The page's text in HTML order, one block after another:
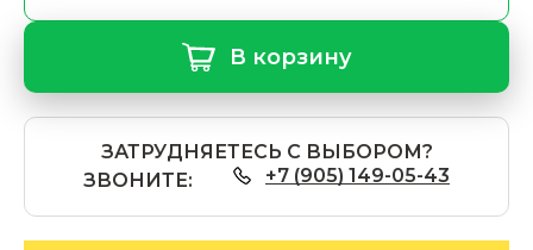
В корзину
ЗАТРУДНЯЕТЕСЬ С ВЫБОРОМ?
ЗВОНИТЕ:
+7 (905) 149-05-43